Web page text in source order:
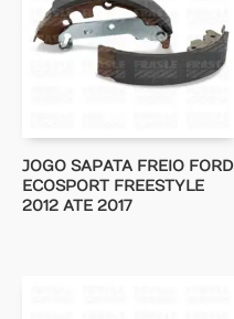
JOGO SAPATA FREIO FORD
ECOSPORT FREESTYLE
2012 ATE 2017